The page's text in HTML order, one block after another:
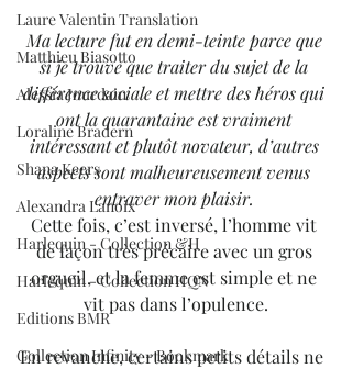
Laure Valentin Translation
Matthieu Biasotto
Alessia Jourdain
Loraline Bradern
Shana Keers
Alexandra Lanoix
Harlequin - Collection &H
Harlequin - Collection HQN
Editions BMR
Collection Infinity - Bookmark
Ma lecture fut en demi-teinte parce que
si je trouve que traiter du sujet de la
différence sociale et mettre des héros qui
ont la quarantaine est vraiment
intéressant et plutôt novateur, d’autres
aspects sont malheureusement venus
entraver mon plaisir.
Cette fois, c’est inversé, l’homme vit
de façon très précaire avec un gros
orgueil, et la femme est simple et ne
vit pas dans l’opulence.
En revanche, certains petits détails ne